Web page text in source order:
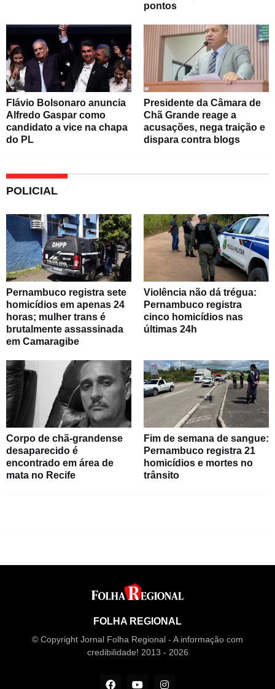
pontos
Flávio Bolsonaro anuncia
Alfredo Gaspar como
candidato a vice na chapa
do PL
Presidente da Câmara de
Chã Grande reage a
acusações, nega traição e
dispara contra blogs
POLICIAL
Pernambuco registra sete
homicídios em apenas 24
horas; mulher trans é
brutalmente assassinada
em Camaragibe
Violência não dá trégua:
Pernambuco registra
cinco homicídios nas
últimas 24h
Corpo de chã-grandense
desaparecido é
encontrado em área de
mata no Recife
Fim de semana de sangue:
Pernambuco registra 21
homicídios e mortes no
trânsito
FOLHA REGIONAL
© Copyright Jornal Folha Regional - A informação com
credibilidade! 2013 - 2026